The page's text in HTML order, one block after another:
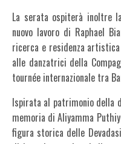
La serata ospiterà inoltre
nuovo lavoro di Raphael
ricerca e residenza
alle danzatrici della
tournée internazionale tra
Ispirata al patrimonio della
memoria di Aliyamma
figura storica delle